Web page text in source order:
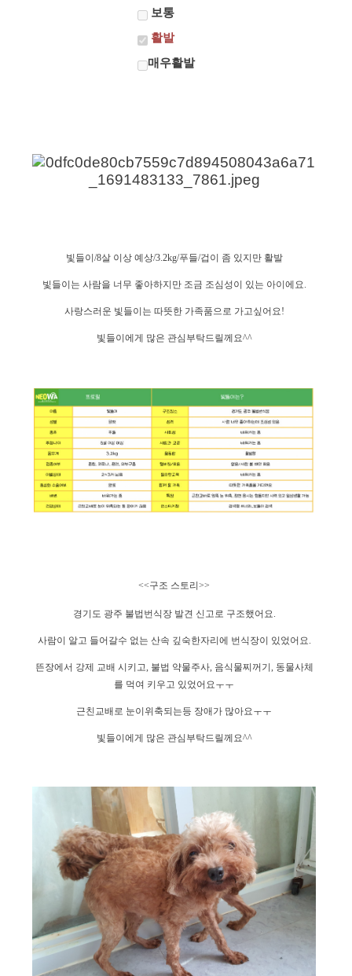
보통
활발
매우활발
빛들이 /8살 이상 예상/3.2kg/푸들/겁이 좀 있지만 활발
빛들이는 사람을 너무 좋아하지만 조금 조심성이 있는 아이에요.
사랑스러운 빛들이는 따뜻한 가족품으로 가고싶어요!
빛들이에게 많은 관심부탁드릴께요^^
<<구조 스토리 >>
경기도 광주 불법번식장 발견 신고로 구조했어요.
사람이 알고 들어갈수 없는 산속 깊숙한자리에 번식장이 있었어요.
뜬장에서 강제 교배 시키고, 불법 약물주사, 음식물찌꺼기 , 동물사체
를 먹여 키우고 있었어요ㅜㅜ
근친교배로 눈이위축되는등 장애가 많아요ㅜㅜ
빛들이에게 많은 관심부탁드릴께요^^